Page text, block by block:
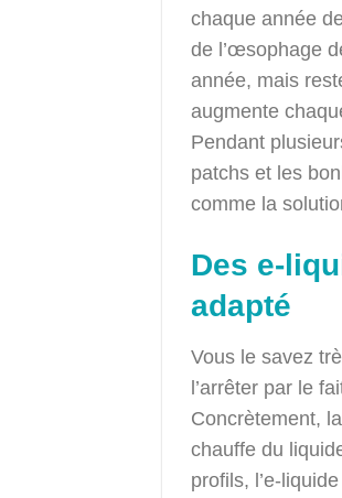
chaque année
de l’œsophage
année, mais
augmente
Pendant
patchs et les
comme la
Des e-
adapté
Vous le savez
l’arrêter par le
Concrètement,
chauffe du
profils, l’e-